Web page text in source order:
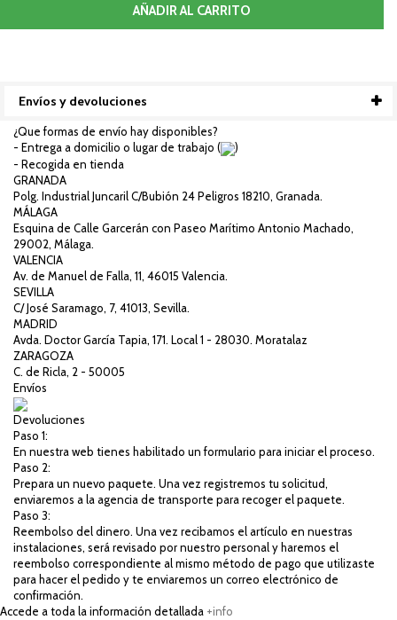
AÑADIR AL CARRITO
Envíos y devoluciones
¿Que formas de envío hay disponibles?
- Entrega a domicilio o lugar de trabajo (
)
- Recogida en tienda
GRANADA
Polg. Industrial Juncaril C/Bubión 24 Peligros 18210, Granada.
MÁLAGA
Esquina de Calle Garcerán con Paseo Marítimo Antonio Machado,
29002, Málaga.
VALENCIA
Av. de Manuel de Falla, 11, 46015 Valencia.
SEVILLA
C/ José Saramago, 7, 41013, Sevilla.
MADRID
Avda. Doctor García Tapia, 171. Local 1 - 28030. Moratalaz
ZARAGOZA
C. de Ricla, 2 - 50005
Envíos
Devoluciones
Paso 1:
En nuestra web tienes habilitado un formulario para iniciar el proceso.
Paso 2:
Prepara un nuevo paquete. Una vez registremos tu solicitud,
enviaremos a la agencia de transporte para recoger el paquete.
Paso 3:
Reembolso del dinero. Una vez recibamos el artículo en nuestras
instalaciones, será revisado por nuestro personal y haremos el
reembolso correspondiente al mismo método de pago que utilizaste
para hacer el pedido y te enviaremos un correo electrónico de
confirmación.
Accede a toda la información detallada +info